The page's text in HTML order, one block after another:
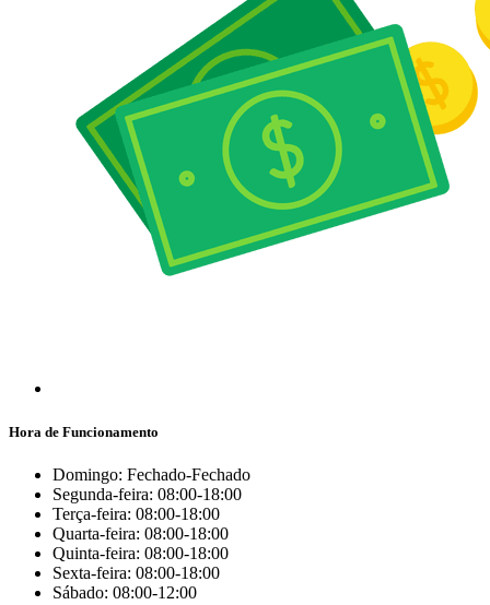
Hora de Funcionamento
Domingo: Fechado-Fechado
Segunda-feira: 08:00-18:00
Terça-feira: 08:00-18:00
Quarta-feira: 08:00-18:00
Quinta-feira: 08:00-18:00
Sexta-feira: 08:00-18:00
Sábado: 08:00-12:00